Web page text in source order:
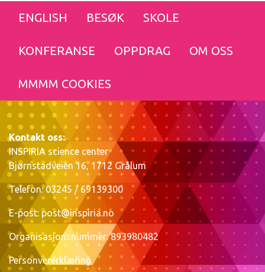
ENGLISH BESØK SKOLE
KONFERANSE OPPDRAG OM OSS
MMMM COOKIES
Kontakt oss:
INSPIRIA science center
Bjørnstadveien 16, 1712 Grålum
Telefon: 03245 / 69139300
E-post: post@inspiria.no
Organisasjonsnummer: 893980482
Personvererklæring